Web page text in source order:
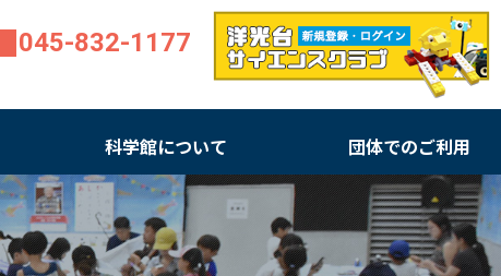
045-832-1177
科学館について 団体でのご利用